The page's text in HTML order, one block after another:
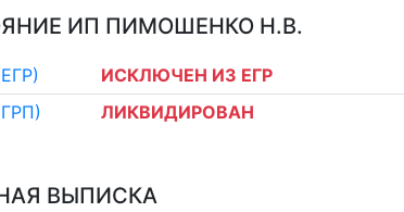
ИП ПИМОШЕНКО Н.В.
ИСКЛЮЧЕН ИЗ ЕГР
ЛИКВИДИРОВАН
ВЫПИСКА